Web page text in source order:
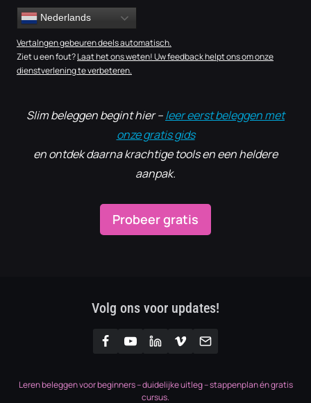
Nederlands
Vertalngen gebeuren deels automatisch.
Ziet u een fout?Laat het ons weten! Uw feedback helpt ons om onze
dienstverlening te verbeteren.
Slim beleggen begint hier –leer eerst beleggen met
onze gratis gids
en ontdek daarna krachtige tools en een heldere
aanpak.
Probeer gratis
Volg ons voor updates!
Leren beleggen voor beginners – duidelijke uitleg – stappenplan én gratis
cursus.